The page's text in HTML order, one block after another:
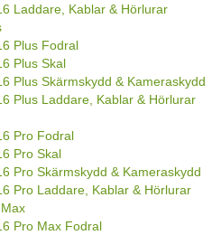
Laddare, Kablar & Hörlurar
Plus Fodral
Plus Skal
Plus Skärmskydd & Kameraskydd
Plus Laddare, Kablar & Hörlurar
Pro Fodral
Pro Skal
Pro Skärmskydd & Kameraskydd
Pro Laddare, Kablar & Hörlurar
Pro Max Fodral